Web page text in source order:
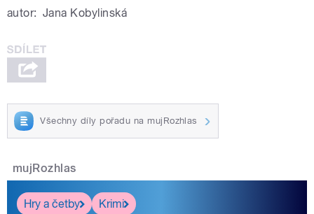
autor: Jana Kobylinská
Všechny díly pořadu na mujRozhlas
mujRozhlas
Hry a četby
Krimi